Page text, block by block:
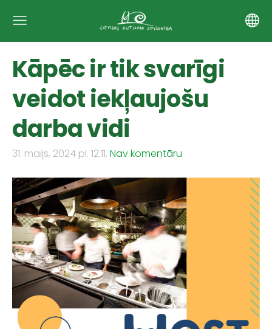
Kāpēc ir tik svarīgi
veidot iekļaujošu
darba vidi
31. maijs, 2024 pl. 12:11, Nav komentāru